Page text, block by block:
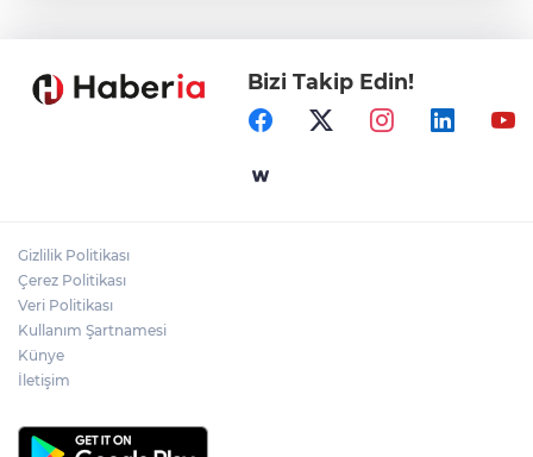
Samsun’da Alaçam'a yeni yaşam alanı
Yapay zekada onlarca uygulamanın
Bizi Takip Edin!
Gizlilik Politikası
Çerez Politikası
Veri Politikası
Kullanım Şartnamesi
Künye
İletişim